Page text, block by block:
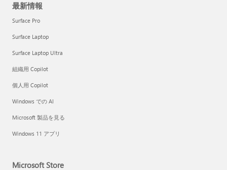
最新情報
Surface Pro
Surface Laptop
Surface Laptop Ultra
組織用 Copilot
個人用 Copilot
Windows での AI
Microsoft 製品を見る
Windows 11 アプリ
Microsoft Store